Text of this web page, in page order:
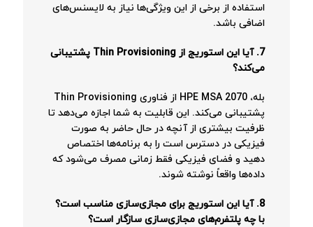
استفاده از برخی از این ویژگی‌ها نیاز به لایسنس‌های
اضافی باشد.
7. آیا این استوریج از Thin Provisioning پشتیبانی
می‌کند؟
بله، HPE MSA 2070 از فناوری Thin Provisioning
پشتیبانی می‌کند. این قابلیت به شما اجازه می‌دهد تا
ظرفیت بیشتری از آنچه در حال حاضر به صورت
فیزیکی در دسترس است را به برنامه‌ها اختصاص
دهید و فضای فیزیکی فقط زمانی مصرف می‌شود که
داده‌ها واقعاً نوشته شوند.
8. آیا این استوریج برای مجازی‌سازی مناسب است؟
با چه پلتفرم‌های مجازی‌سازی سازگار است؟